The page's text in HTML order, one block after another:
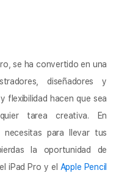
se ha convertido en una
diseñadores y
flexibilidad hacen que sea
tarea creativa. En
para llevar tus
la oportunidad de
iPad Pro y el Apple Pencil